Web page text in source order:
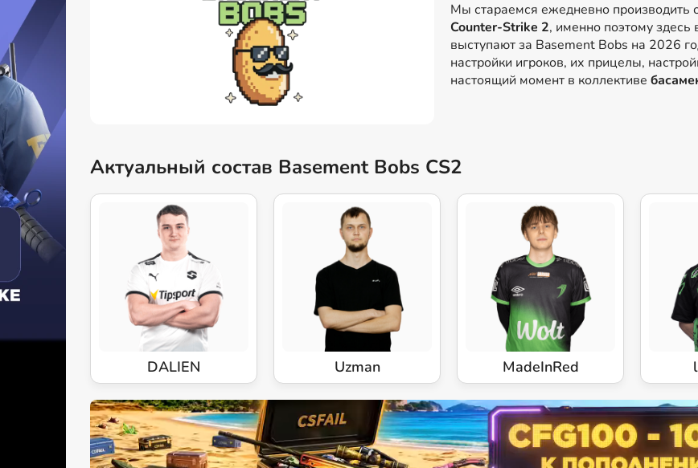
Мы стараемся ежедневно производить
Counter-Strike 2, именно поэтому
выступают за Basement Bobs на 2026
настройки игроков, их прицелы,
настоящий момент в коллективе
Актуальный состав Basement Bobs CS2
DALIEN Uzman MadeInRed